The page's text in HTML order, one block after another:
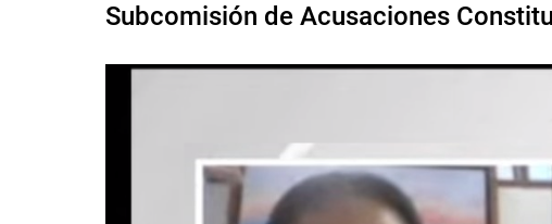
Subcomisión de Acusaciones